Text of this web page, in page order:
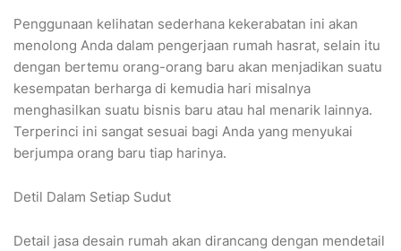
Penggunaan kelihatan sederhana kekerabatan ini akan
menolong Anda dalam pengerjaan rumah hasrat, selain itu
dengan bertemu orang-orang baru akan menjadikan suatu
kesempatan berharga di kemudia hari misalnya
menghasilkan suatu bisnis baru atau hal menarik lainnya.
Terperinci ini sangat sesuai bagi Anda yang menyukai
berjumpa orang baru tiap harinya.
Detil Dalam Setiap Sudut
Detail jasa desain rumah akan dirancang dengan mendetail